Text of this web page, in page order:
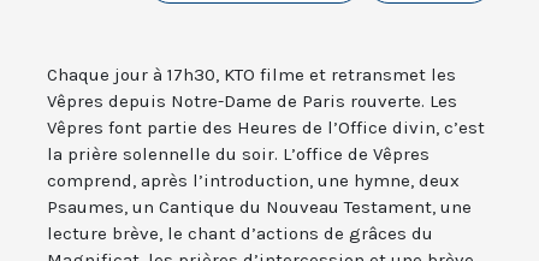
Chaque jour à 17h30, KTO filme et retransmet les
Vêpres depuis Notre-Dame de Paris rouverte. Les
Vêpres font partie des Heures de l’Office divin, c’est
la prière solennelle du soir. L’office de Vêpres
comprend, après l’introduction, une hymne, deux
Psaumes, un Cantique du Nouveau Testament, une
lecture brève, le chant d’actions de grâces du